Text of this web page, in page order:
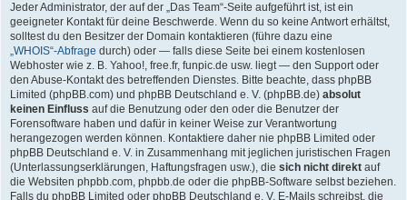
Jeder Administrator, der auf der „Das Team“-Seite aufgeführt ist, ist ein
geeigneter Kontakt für deine Beschwerde. Wenn du so keine Antwort erhältst,
solltest du den Besitzer der Domain kontaktieren (führe dazu eine
„WHOIS“-Abfrage durch) oder — falls diese Seite bei einem kostenlosen
Webhoster wie z. B. Yahoo!, free.fr, funpic.de usw. liegt — den Support oder
den Abuse-Kontakt des betreffenden Dienstes. Bitte beachte, dass phpBB
Limited (phpBB.com) und phpBB Deutschland e. V. (phpBB.de) absolut
keinen Einfluss auf die Benutzung oder den oder die Benutzer der
Forensoftware haben und dafür in keiner Weise zur Verantwortung
herangezogen werden können. Kontaktiere daher nie phpBB Limited oder
phpBB Deutschland e. V. in Zusammenhang mit jeglichen juristischen Fragen
(Unterlassungserklärungen, Haftungsfragen usw.), die sich nicht direkt auf
die Websiten phpbb.com, phpbb.de oder die phpBB-Software selbst beziehen.
Falls du phpBB Limited oder phpBB Deutschland e. V. E-Mails schreibst, die